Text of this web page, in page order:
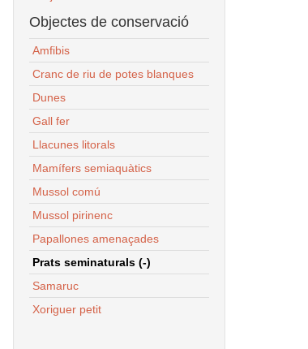
Objectes de conservació
Amfibis
Cranc de riu de potes blanques
Dunes
Gall fer
Llacunes litorals
Mamífers semiaquàtics
Mussol comú
Mussol pirinenc
Papallones amenaçades
Prats seminaturals (-)
Samaruc
Xoriguer petit